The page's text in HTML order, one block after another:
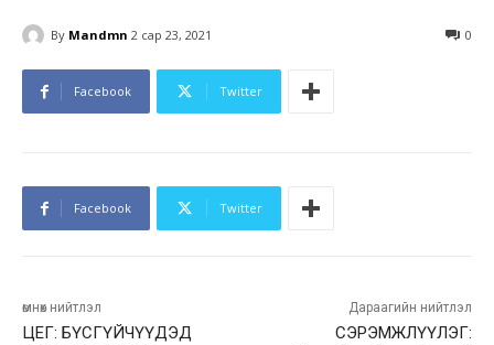
By Mandmn 2 сар 23, 2021 0
Facebook Twitter
Facebook Twitter
өмнөх нийтлэл
ЦЕГ: БҮСГҮЙЧҮҮДЭД
Дараагийн нийтлэл
СЭРЭМЖЛҮҮЛЭГ: